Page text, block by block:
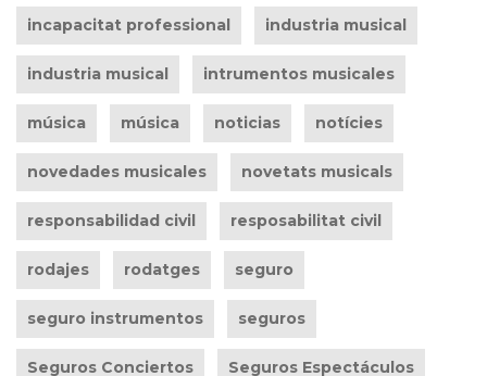
incapacitat professional industria musical
industria musical intrumentos musicales
música música noticias notícies
novedades musicales novetats musicals
responsabilidad civil resposabilitat civil
rodajes rodatges seguro
seguro instrumentos seguros
Seguros Conciertos Seguros Espectáculos